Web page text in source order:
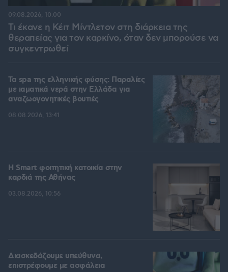
Τι έκανε η Κέιτ Μίντλετον στη διάρκεια της
θεραπείας για τον καρκίνο, όταν δεν μπορούσε να
συγκεντρωθεί
09.08.2026, 10:00
Τα spa της ελληνικής φύσης: Παραλίες
με ιαματικά νερά στην Ελλάδα για
αναζωογονητικές βουτιές
08.08.2026, 13:41
Η Smart φοιτητική κατοικία στην
καρδιά της Αθήνας
03.08.2026, 10:56
Διασκεδάζουμε υπεύθυνα,
επιστρέφουμε με ασφάλεια